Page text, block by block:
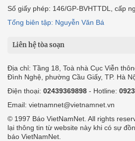
Số giấy phép: 146/GP-BVHTTDL, cấp
Tổng biên tập: Nguyễn Văn Bá
Liên hệ tòa soạn
Địa chỉ: Tầng 18, Toà nhà Cục Viễn
Đình Nghệ, phường Cầu Giấy, TP. Hà
Điện thoại: 02439369898 - Hotline:
Email: vietnamnet@vietnamnet.vn
© 1997 Báo VietNamNet. All rights
lại thông tin từ website này khi có sự
báo VietNamNet.